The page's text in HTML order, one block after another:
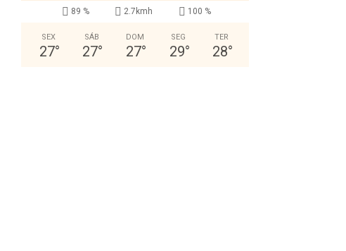
89 % 2.7kmh 100 %
SEX
27°
SÁB
27°
DOM
27°
SEG
29°
TER
28°